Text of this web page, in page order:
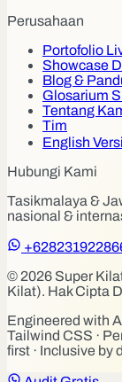
Perusahaan
Portofolio
Showcase
Blog &
Glosarium
Tentang
Tim
English
Hubungi Kami
Tasikmalaya &
nasional &
© 2026 Super
Kilat). Hak Cipta
Engineered with
Tailwind CSS ·
first · Inclusive by